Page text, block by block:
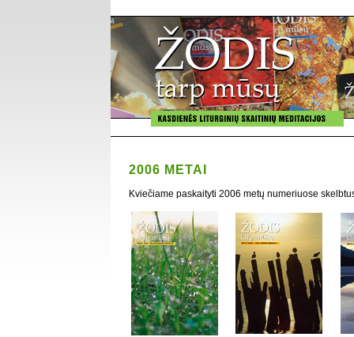
2006 METAI
Kviečiame paskaityti 2006 metų numeriuose